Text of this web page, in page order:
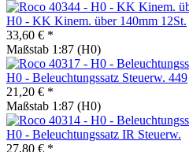
H0 - KK Kinem. über 140mm 12St.
33,60 € *
Maßstab 1:87 (H0)
H0 - Beleuchtungssatz Steuerw. 449
21,20 € *
Maßstab 1:87 (H0)
H0 - Beleuchtungssatz IR Steuerw.
27,80 € *